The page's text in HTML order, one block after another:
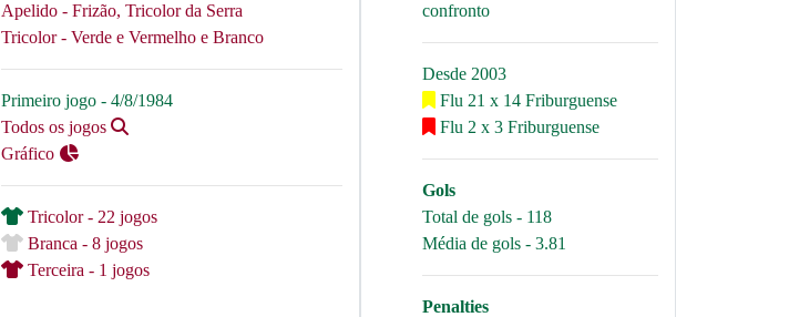
Apelido - Frizão, Tricolor da Serra
Tricolor - Verde e Vermelho e Branco
Primeiro jogo - 4/8/1984
Todos os jogos
Gráfico
Tricolor - 22 jogos
Branca - 8 jogos
Terceira - 1 jogos
confronto
Desde 2003
Flu 21 x 14 Friburguense
Flu 2 x 3 Friburguense
Gols
Total de gols - 118
Média de gols - 3.81
Penalties